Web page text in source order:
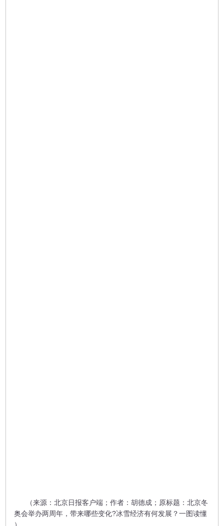
（来源：北京日报客户端；作者：胡德成；原标题：北京冬
奥会举办两周年，带来哪些变化?冰雪经济有何发展？一图读懂